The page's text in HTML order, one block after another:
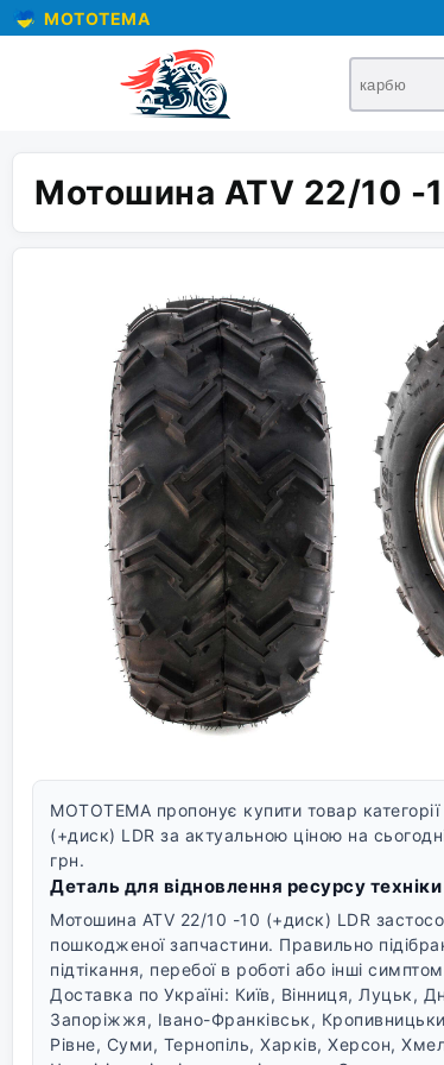
MOTOTEMA
Мотошина ATV 22/10 -
MOTOTEMA пропонує купити товар
(+диск) LDR за актуальною ціною на
грн.
Деталь для відновлення ресурсу техніки
Мотошина ATV 22/10 -10 (+диск) LDR
пошкодженої запчастини. Правильно
підтікання, перебої в роботі або інші
Доставка по Україні: Київ, Вінниця, Луцьк,
Запоріжжя, Івано-Франківськ,
Рівне, Суми, Тернопіль, Харків, Херсон,